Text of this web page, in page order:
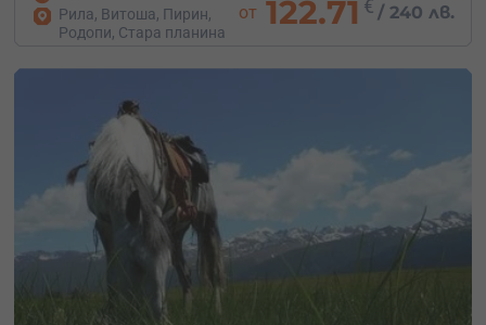
Рила, Витоша, Пирин,
Родопи, Стара планина
от 122.71 € / 240 лв.